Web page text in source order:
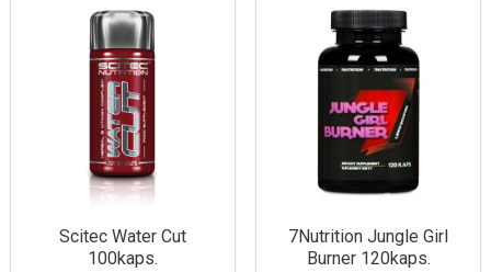
Scitec Water Cut
100kaps.
7Nutrition Jungle Girl
Burner 120kaps.